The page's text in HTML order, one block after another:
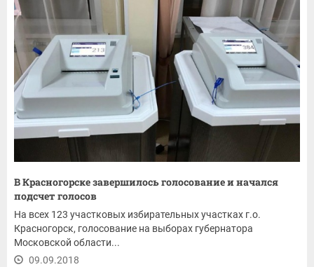
В Красногорске завершилось голосование и начался
подсчет голосов
На всех 123 участковых избирательных участках г.о.
Красногорск, голосование на выборах губернатора
Московской области...
09.09.2018